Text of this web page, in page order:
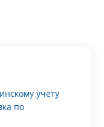
учету
по